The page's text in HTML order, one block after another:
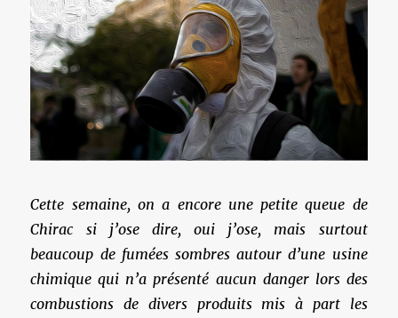
Cette semaine, on a encore une petite queue de
Chirac si j’ose dire, oui j’ose, mais surtout
beaucoup de fumées sombres autour d’une usine
chimique qui n’a présenté aucun danger lors des
combustions de divers produits mis à part les